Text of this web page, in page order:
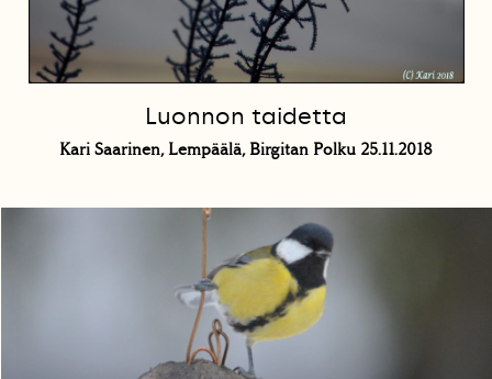
Luonnon taidetta
Kari Saarinen, Lempäälä, Birgitan Polku 25.11.2018